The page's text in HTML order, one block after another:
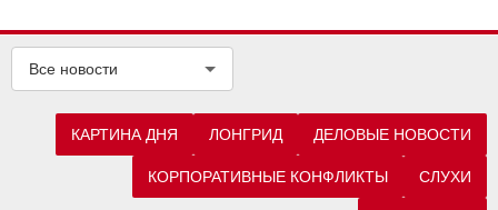
Все новости
КАРТИНА ДНЯ ЛОНГРИД ДЕЛОВЫЕ НОВОСТИ
КОРПОРАТИВНЫЕ КОНФЛИКТЫ СЛУХИ